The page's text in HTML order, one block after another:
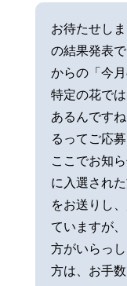
お待たせし
の結果発表
からの「今
特定の花で
あるんです
るってご応募
ここでお知
に入選され
をお送りし
ていますが
方がいらっ
方は、お手